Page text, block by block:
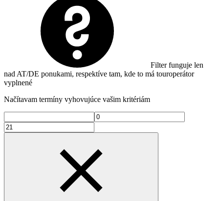
Filter funguje len
nad AT/DE ponukami, respektíve tam, kde to má touroperátor
vyplnené
Načítavam termíny vyhovujúce vašim kritériám